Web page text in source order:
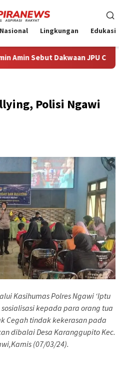
Nasional Lingkungan Edukasi
Sebut Dakwaan JPU Cacat
Polisi Ngawi
Kasihumas Polres Ngawi ‘Iptu
kepada para orang tua
Cegah tindak kekerasan pada
dibalai Desa Karanggupito Kec.
(07/03/24).